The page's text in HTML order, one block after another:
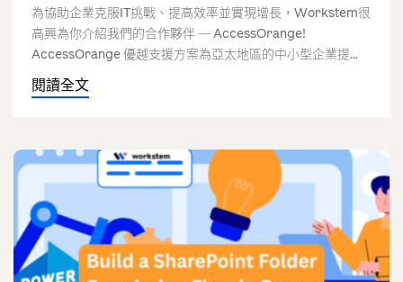
為協助企業克服IT挑戰、提高效率並實現增長，Workstem很
高興為你介紹我們的合作夥伴 ─ AccessOrange!
AccessOrange 優越支援方案為亞太地區的中小型企業提...
閱讀全文